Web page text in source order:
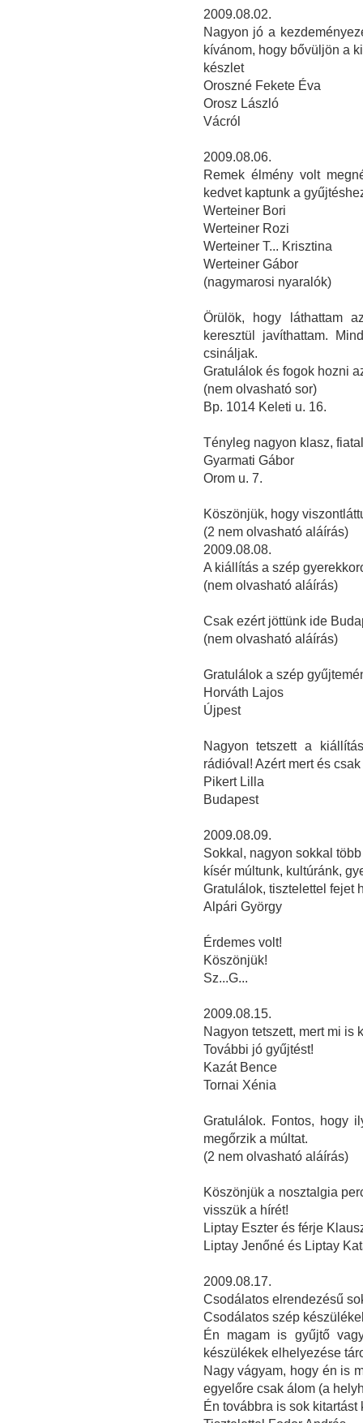
2009.08.02.
Nagyon jó a
kívánom, hogy bővüljön a
készlet
Oroszné Fekete Éva
Orosz László
Vácról
2009.08.06.
Remek élmény volt
kedvet kaptunk a
Werteiner Bori
Werteiner Rozi
Werteiner T... Krisztina
Werteiner Gábor
(nagymarosi nyaralók)
Örülök, hogy láthattam
keresztül javíthattam.
csináljak.
Gratulálok és fogok hozni
(nem olvasható sor)
Bp. 1014 Keleti u. 16.
Tényleg nagyon klasz,
Gyarmati Gábor
Orom u. 7.
Köszönjük, hogy
(2 nem olvasható aláírás)
2009.08.08.
A kiállítás a szép
(nem olvasható aláírás)
Csak ezért jöttünk ide
(nem olvasható aláírás)
Gratulálok a szép
Horváth Lajos
Újpest
Nagyon tetszett a
rádióval! Azért mert és
Pikert Lilla
Budapest
2009.08.09.
Sokkal, nagyon sokkal
kísér múltunk, kultúránk,
Gratulálok, tisztelettel fejet
Alpári György
Érdemes volt!
Köszönjük!
Sz...G...
2009.08.15.
Nagyon tetszett, mert mi is
További jó gyűjtést!
Kazát Bence
Tornai Xénia
Gratulálok. Fontos, hogy
megőrzik a múltat.
(2 nem olvasható aláírás)
Köszönjük a nosztalgia
visszük a hírét!
Liptay Eszter és férje
Liptay Jenőné és Liptay
2009.08.17.
Csodálatos elrendezésű
Csodálatos szép
Én magam is gyűjtő
készülékek elhelyezése
Nagy vágyam, hogy én is
egyelőre csak álom (a
Én továbbra is sok